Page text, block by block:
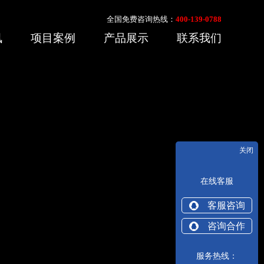
全国免费咨询热线： 400-139-0788
项目案例 产品展示 联系我们
关闭
在线客服
客服咨询
咨询合作
服务热线：